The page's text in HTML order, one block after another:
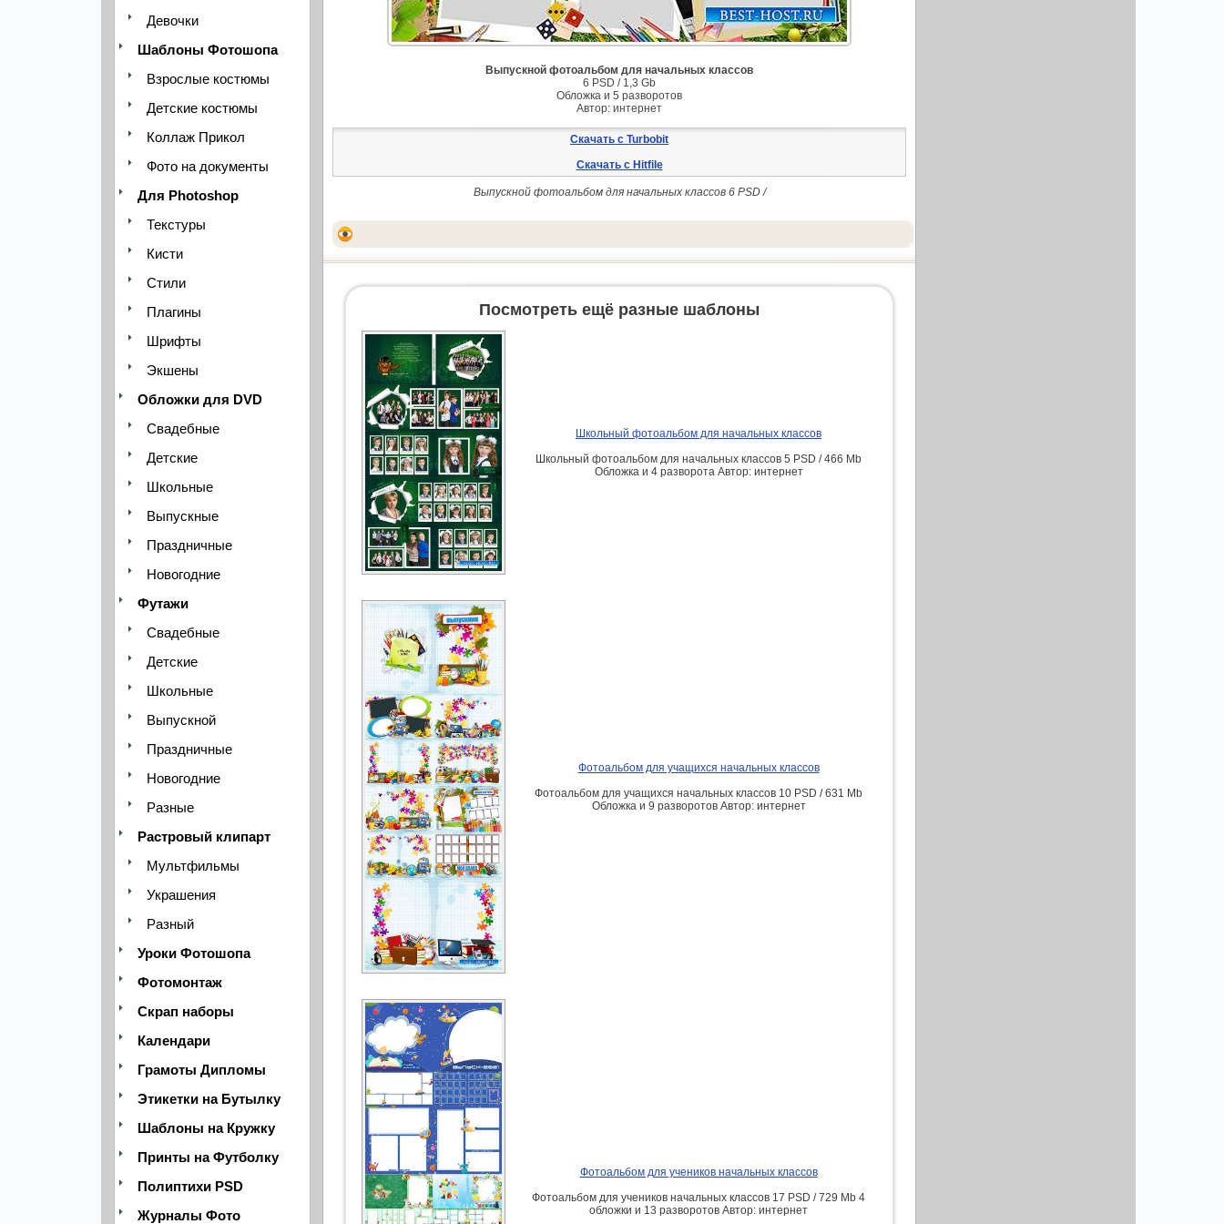
Девочки
Шаблоны Фотошопа
Взрослые костюмы
Детские костюмы
Коллаж Прикол
Фото на документы
Для Photoshop
Текстуры
Кисти
Стили
Плагины
Шрифты
Экшены
Обложки для DVD
Свадебные
Детские
Школьные
Выпускные
Праздничные
Новогодние
Футажи
Свадебные
Детские
Школьные
Выпускной
Праздничные
Новогодние
Разные
Растровый клипарт
Мультфильмы
Украшения
Разный
Уроки Фотошопа
Фотомонтаж
Скрап наборы
Календари
Грамоты Дипломы
Этикетки на Бутылку
Шаблоны на Кружку
Принты на Футболку
Полиптихи PSD
Журналы Фото
Выпускной фотоальбом для начальных классов
6 PSD / 1,3 Gb
Обложка и 5 разворотов
Автор: интернет
Скачать с Turbobit
Скачать с Hitfile
Выпускной фотоальбом для начальных классов 6 PSD /
Посмотреть ещё разные шаблоны
Школьный фотоальбом для начальных классов
Школьный фотоальбом для начальных классов 5 PSD / 466 Mb
Обложка и 4 разворота Автор: интернет
Фотоальбом для учащихся начальных классов
Фотоальбом для учащихся начальных классов 10 PSD / 631 Mb
Обложка и 9 разворотов Автор: интернет
Фотоальбом для учеников начальных классов
Фотоальбом для учеников начальных классов 17 PSD / 729 Mb 4
обложки и 13 разворотов Автор: интернет